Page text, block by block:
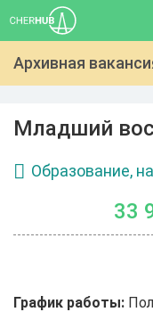
Архивная
Младший
Образование,
33
График работы: